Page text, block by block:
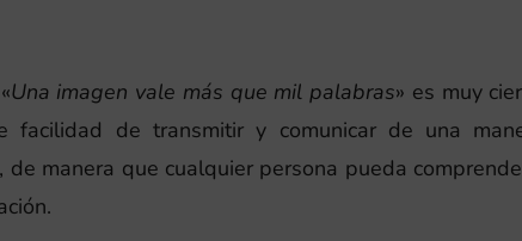
Una imagen vale más que mil palabras» es muy
facilidad de transmitir y comunicar de una
de manera que cualquier persona pueda